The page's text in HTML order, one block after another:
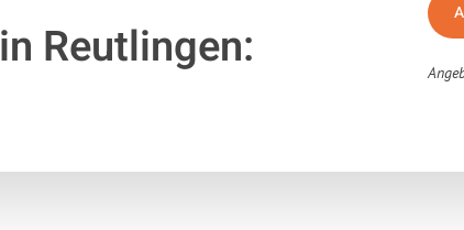
in Reutlingen: